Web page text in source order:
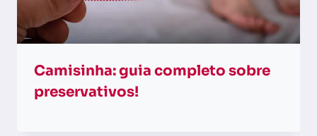
Camisinha: guia completo sobre
preservativos!